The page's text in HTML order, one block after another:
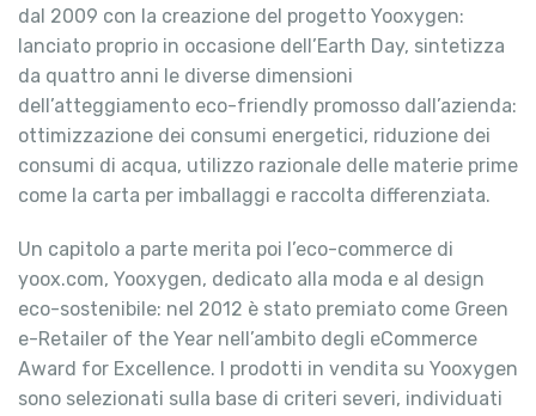
dal 2009 con la creazione del progetto Yooxygen:
lanciato proprio in occasione dell’Earth Day, sintetizza
da quattro anni le diverse dimensioni
dell’atteggiamento eco-friendly promosso dall’azienda:
ottimizzazione dei consumi energetici, riduzione dei
consumi di acqua, utilizzo razionale delle materie prime
come la carta per imballaggi e raccolta differenziata.
Un capitolo a parte merita poi l’eco-commerce di
yoox.com, Yooxygen, dedicato alla moda e al design
eco-sostenibile: nel 2012 è stato premiato come Green
e-Retailer of the Year nell’ambito degli eCommerce
Award for Excellence. I prodotti in vendita su Yooxygen
sono selezionati sulla base di criteri severi, individuati